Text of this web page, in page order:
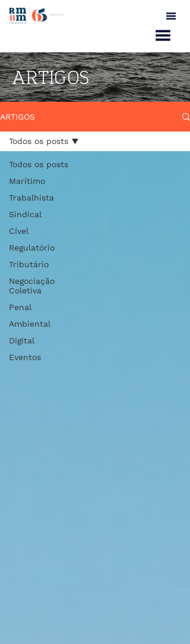
ARTIGOS
ARTIGOS
Todos os posts
Marítimo
Trabalhista
Sindical
Cível
Regulatório
Tributário
Negociação
Coletiva
Penal
Ambiental
Digital
Eventos
Todos os posts